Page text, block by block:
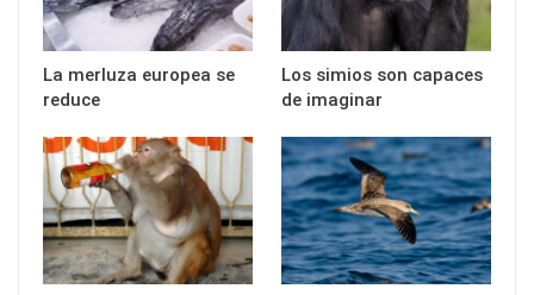
La merluza europea se
reduce
Los simios son capaces
de imaginar